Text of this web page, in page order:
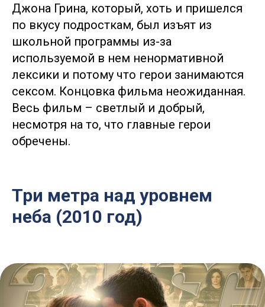
Джона Грина, который, хоть и пришелся
по вкусу подросткам, был изъят из
школьной программы из-за
используемой в нем ненормативной
лексики и потому что герои занимаются
сексом. Концовка фильма неожиданная.
Весь фильм – светлый и добрый,
несмотря на то, что главные герои
обречены.
Три метра над уровнем
неба (2010 год)